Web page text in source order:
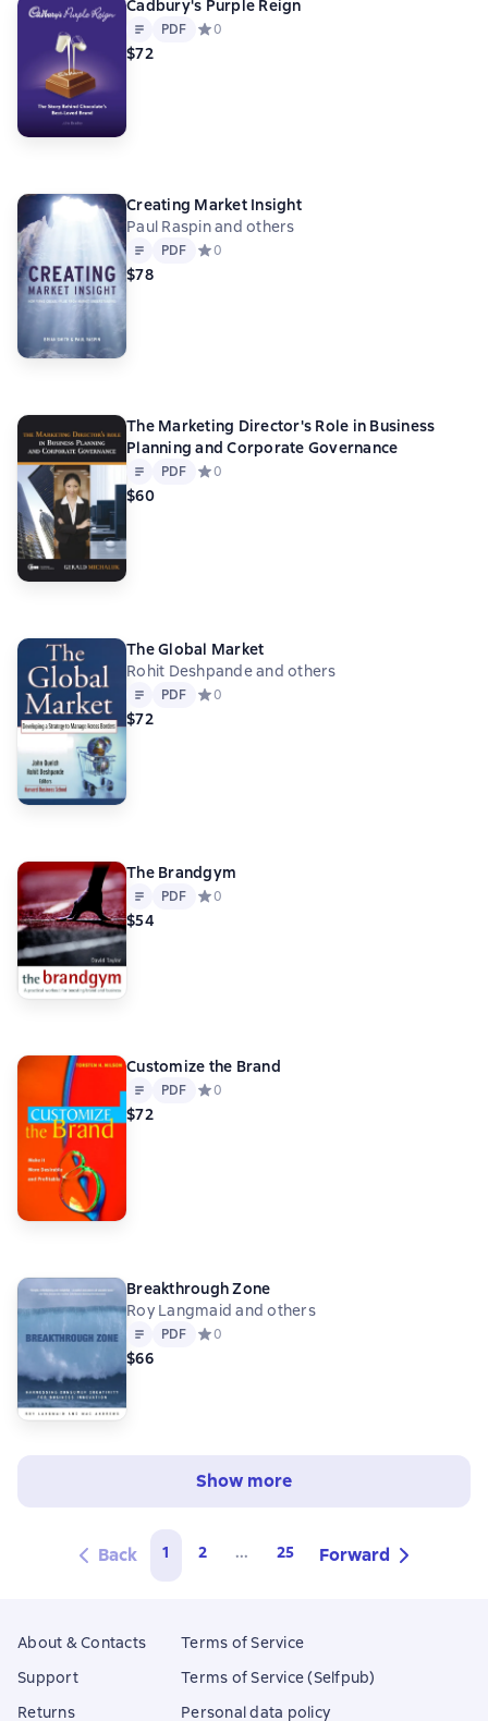
Cadbury's Purple Reign
Text PDF
PDF Средний рейтинг 0 на основе 0 оценок
0
$72
Creating Market Insight
Paul Raspin and others
Text PDF
PDF Средний рейтинг 0 на основе 0 оценок
0
$78
The Marketing Director's Role in Business
Planning and Corporate Governance
Text PDF
PDF Средний рейтинг 0 на основе 0 оценок
0
$60
The Global Market
Rohit Deshpande and others
Text PDF
PDF Средний рейтинг 0 на основе 0 оценок
0
$72
The Brandgym
Text PDF
PDF Средний рейтинг 0 на основе 0 оценок
0
$54
Customize the Brand
Text PDF
PDF Средний рейтинг 0 на основе 0 оценок
0
$72
Breakthrough Zone
Roy Langmaid and others
Text PDF
PDF Средний рейтинг 0 на основе 0 оценок
0
$66
Show more
Back 1 2 ... 25 Forward
About & Contacts
Support
Returns
Terms of Service
Terms of Service (Selfpub)
Personal data policy